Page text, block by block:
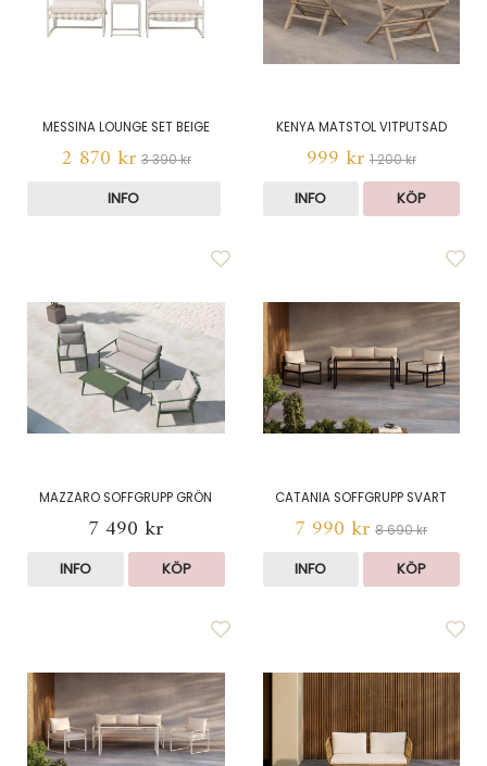
MESSINA LOUNGE SET BEIGE
2 870 kr 3 390 kr
INFO
KENYA MATSTOL VITPUTSAD
999 kr 1 200 kr
INFO KÖP
MAZZARO SOFFGRUPP GRÖN
7 490 kr
INFO KÖP
CATANIA SOFFGRUPP SVART
7 990 kr 8 690 kr
INFO KÖP